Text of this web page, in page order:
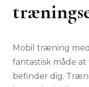
Mobil træning
fantastisk måde
befinder dig.